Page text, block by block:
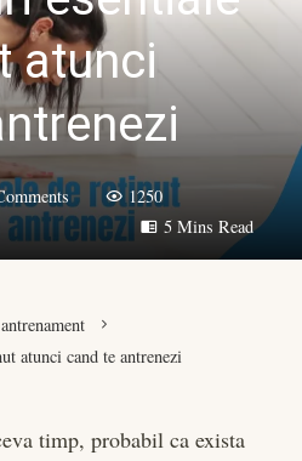
atunci
1250
5 Mins Read
atunci cand te antrenezi
timp, probabil ca exista